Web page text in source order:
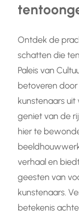
Ontdek de
schatten die
Paleis van
betoveren
kunstenaars
geniet van de
hier te
verhaal en
geesten van
kunstenaars.
betekenis